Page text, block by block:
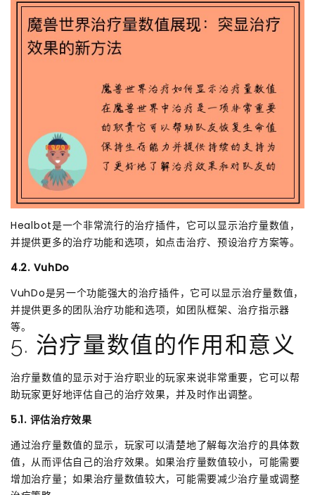
Healbot是一个非常流行的治疗插件，它可以显示治疗量数值，
并提供更多的治疗功能和选项，如点击治疗、预设治疗方案等。
4.2. VuhDo
VuhDo是另一个功能强大的治疗插件，它可以显示治疗量数值，
并提供更多的团队治疗功能和选项，如团队框架、治疗指示器
等。
5. 治疗量数值的作用和意义
治疗量数值的显示对于治疗职业的玩家来说非常重要，它可以帮
助玩家更好地评估自己的治疗效果，并及时作出调整。
5.1. 评估治疗效果
通过治疗量数值的显示，玩家可以清楚地了解每次治疗的具体数
值，从而评估自己的治疗效果。如果治疗量数值较小，可能需要
增加治疗量；如果治疗量数值较大，可能需要减少治疗量或调整